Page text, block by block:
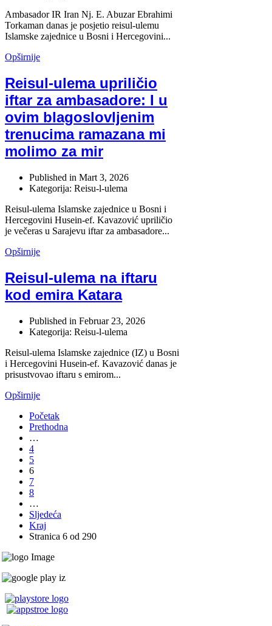
Ambasador IR Iran Nj. E. Abuzar Ebrahimi
Torkaman danas je posjetio reisul-ulemu
Islamske zajednice u Bosni i Hercegovini...
Opširnije
Reisul-ulema upriličio
iftar za ambasadore: I u
ovim blagoslovljenim
trenucima ramazana mi
molimo za mir
Published in Mart 3, 2026
Kategorija: Reisu-l-ulema
Reisul-ulema Islamske zajednice u Bosni i
Hercegovini Husein-ef. Kavazović upriličio
je večeras u Sarajevu iftar za ambasadore...
Opširnije
Reisul-ulema na iftaru
kod emira Katara
Published in Februar 23, 2026
Kategorija: Reisu-l-ulema
Reisul-ulema Islamske zajednice (IZ) u Bosni
i Hercegovini Husein-ef. Kavazović danas je
prisustvovao iftaru s emirom...
Opširnije
Početak
Prethodna
…
4
5
6
7
8
…
Sljedeća
Kraj
Stranica 6 od 290